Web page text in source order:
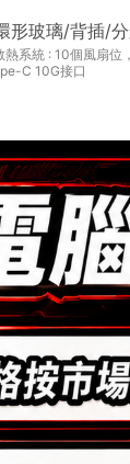
形玻璃/背插/
系統 : 10個風扇位
C 10G接口